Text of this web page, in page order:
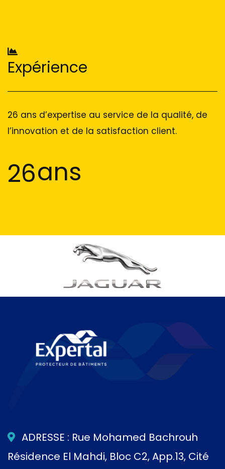
Expérience
26 ans d’expertise au service de la qualité, de
l’innovation et de la satisfaction client.
26ans
ADRESSE : Rue Mohamed Bachrouh
Résidence El Mahdi, Bloc C2, App.13, Cité